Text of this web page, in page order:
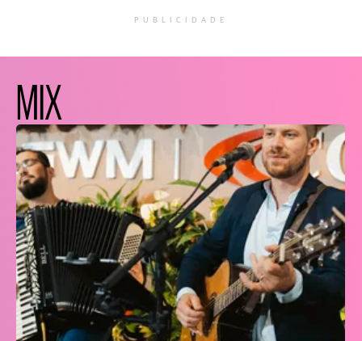
PUBLICIDADE
MIX